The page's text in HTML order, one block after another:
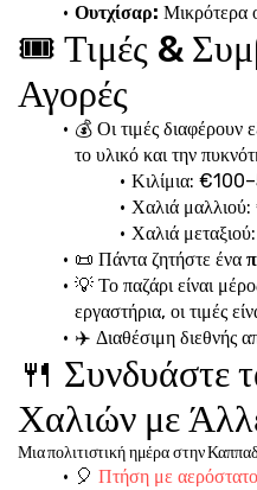
Ουτχίσαρ: Μικρότερα
🎟️ Τιμές &
Αγορές
💰 Οι τιμές διαφέρουν
το υλικό και την
Κιλίμια:
Χαλιά
Χαλιά
📜 Πάντα ζητήστε ένα
💡 Το παζάρι είναι
εργαστήρια, οι τιμές
✈️ Διαθέσιμη διεθνής
🍴 Συνδυάστε
Χαλιών με
Μια πολιτιστική ημέρα στην
🎈 Πτήση με αερόστατο